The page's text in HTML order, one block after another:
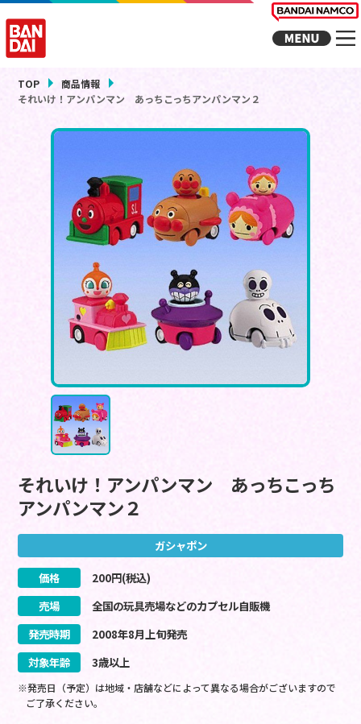
TOP
商品情報
それいけ！アンパンマン あっちこっちアンパンマン２
それいけ！アンパンマン あっちこっち
アンパンマン２
ガシャポン
価格 200円(税込)
売場
全国の玩具売場などのカプセル自販機
発売時期
2008年8月上旬発売
対象年齢
3歳以上
※発売日（予定）は地域・店舗などによって異なる場合がございますので
ご了承ください。